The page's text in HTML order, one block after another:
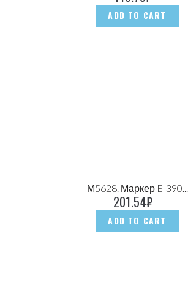
ADD TO CART
М5628. Маркер E-390...
201.54₽
ADD TO CART